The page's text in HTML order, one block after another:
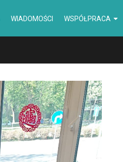
WIADOMOŚCI WSPÓŁPRACA